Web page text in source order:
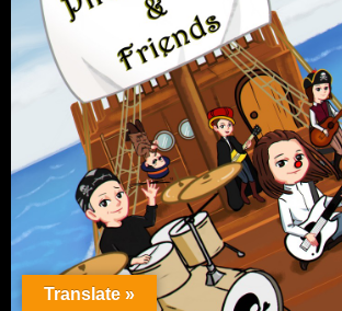
Translate »